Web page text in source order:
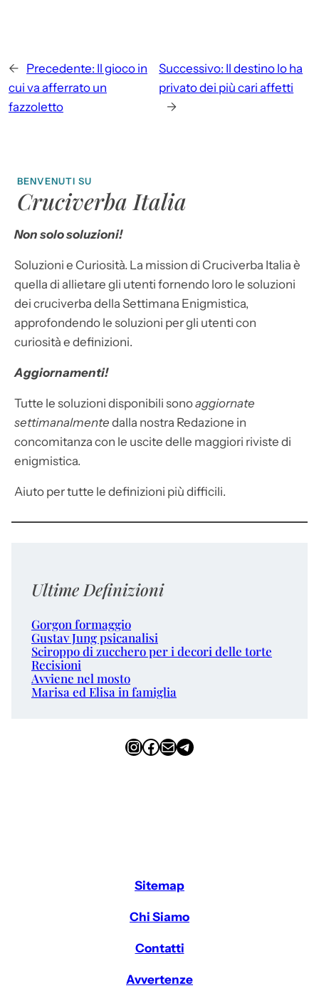
← Precedente: Il gioco in
cui va afferrato un
fazzoletto
Successivo: Il destino lo ha
privato dei più cari affetti
→
BENVENUTI SU
Cruciverba Italia
Non solo soluzioni!
Soluzioni e Curiosità. La mission di Cruciverba Italia è
quella di allietare gli utenti fornendo loro le soluzioni
dei cruciverba della Settimana Enigmistica,
approfondendo le soluzioni per gli utenti con
curiosità e definizioni.
Aggiornamenti!
Tutte le soluzioni disponibili sonoaggiornate
settimanalmente dalla nostra Redazione in
concomitanza con le uscite delle maggiori riviste di
enigmistica.
Aiuto per tutte le definizioni più difficili.
Ultime Definizioni
Gorgon formaggio
Gustav Jung psicanalisi
Sciroppo di zucchero per i decori delle torte
Recisioni
Avviene nel mosto
Marisa ed Elisa in famiglia
InstagramFacebook Email Telegram
Sitemap
Chi Siamo
Contatti
Avvertenze